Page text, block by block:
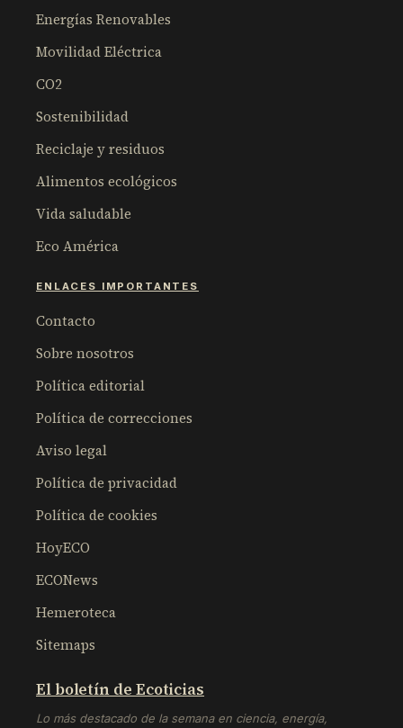
Energías Renovables
Movilidad Eléctrica
CO2
Sostenibilidad
Reciclaje y residuos
Alimentos ecológicos
Vida saludable
Eco América
ENLACES IMPORTANTES
Contacto
Sobre nosotros
Política editorial
Política de correcciones
Aviso legal
Política de privacidad
Política de cookies
HoyECO
ECONews
Hemeroteca
Sitemaps
El boletín de Ecoticias
Lo más destacado de la semana en ciencia, energía,